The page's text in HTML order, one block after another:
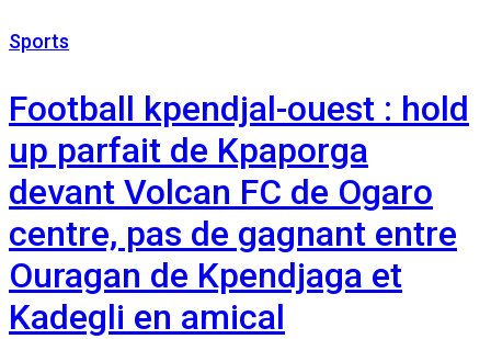
Sports
Football kpendjal-ouest : hold
up parfait de Kpaporga
devant Volcan FC de Ogaro
centre, pas de gagnant entre
Ouragan de Kpendjaga et
Kadegli en amical